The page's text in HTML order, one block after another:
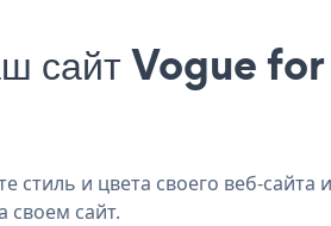
сайт Vogue
и цвета своего веб-сайта
своем сайт.